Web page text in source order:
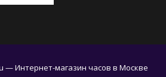
— Интернет-магазин часов в Москве